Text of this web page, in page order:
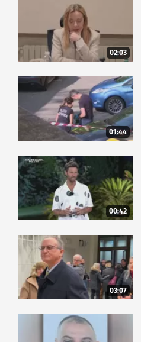
02:03
01:44
00:42
03:07